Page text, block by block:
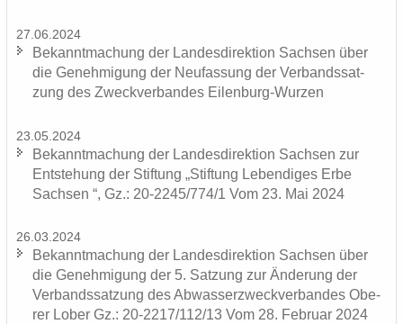
27.06.2024
Be­kannt­ma­chung der Lan­des­di­rek­ti­on Sach­sen über
die Ge­neh­mi­gung der Neu­fas­sung der Ver­bands­sat­
zung des Zweck­ver­ban­des Eilenburg-​Wurzen
23.05.2024
Be­kannt­ma­chung der Lan­des­di­rek­ti­on Sach­sen zur
Ent­ste­hung der Stif­tung „Stif­tung Le­ben­di­ges Erbe
Sach­sen “, Gz.: 20-2245/774/1 Vom 23. Mai 2024
26.03.2024
Be­kannt­ma­chung der Lan­des­di­rek­ti­on Sach­sen über
die Ge­neh­mi­gung der 5. Sat­zung zur Än­de­rung der
Ver­bands­sat­zung des Ab­was­ser­zweck­ver­ban­des Obe­
rer Lober Gz.: 20-2217/112/13 Vom 28. Fe­bru­ar 2024